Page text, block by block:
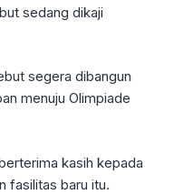
sedang dikaji
segera dibangun
menuju Olimpiade
kasih kepada
fasilitas baru itu.